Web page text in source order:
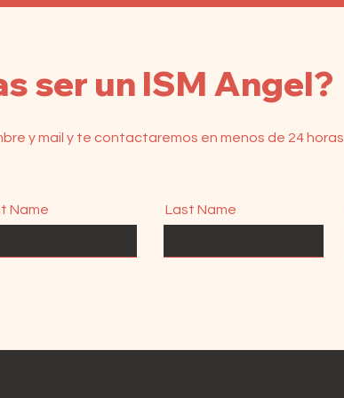
ser un ISM Angel?
y mail y te contactaremos en menos de 24 horas.
Name Last Name